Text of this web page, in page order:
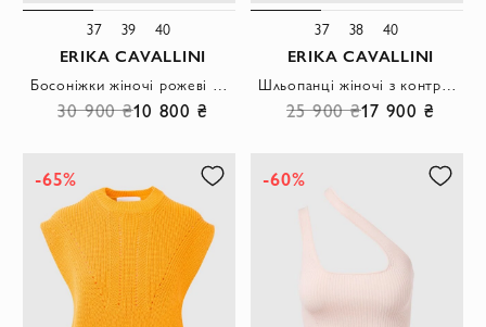
37 39 40
ERIKA CAVALLINI
30 900 ₴10 800 ₴
37 38 40
ERIKA CAVALLINI
25 900 ₴17 900 ₴
-65% -60%